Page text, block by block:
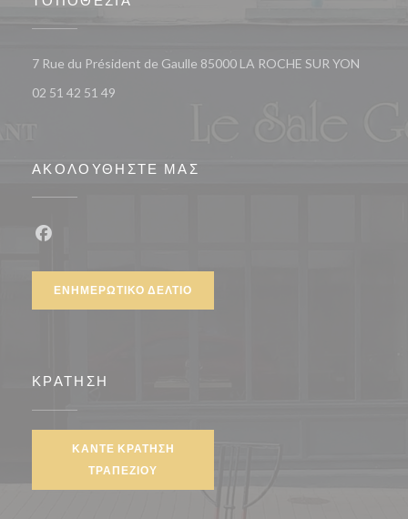
7 Rue du Président de Gaulle 85000 LA ROCHE SUR YON
02 51 42 51 49
ΑΚΟΛΟΥΘΉΣΤΕ ΜΑΣ
ΕΝΗΜΕΡΩΤΙΚΌ ΔΕΛΤΊΟ
ΚΡΆΤΗΣΗ
ΚΆΝΤΕ ΚΡΆΤΗΣΗ
ΤΡΑΠΕΖΙΟΎ